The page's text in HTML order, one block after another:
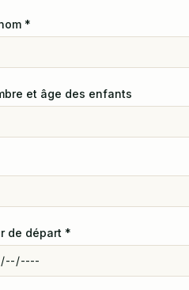
*
et âge des enfants
de départ *